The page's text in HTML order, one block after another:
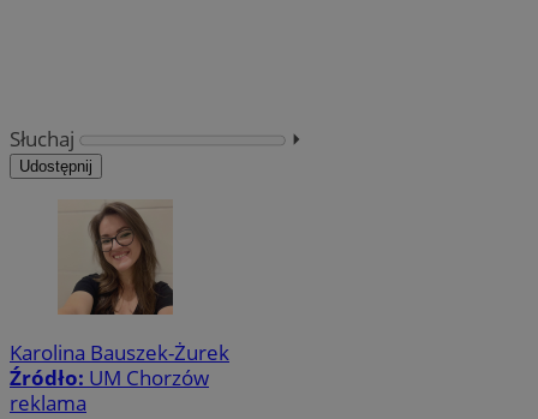
Słuchaj ⏵︎
Udostępnij
Karolina Bauszek-Żurek
Źródło: UM Chorzów
reklama